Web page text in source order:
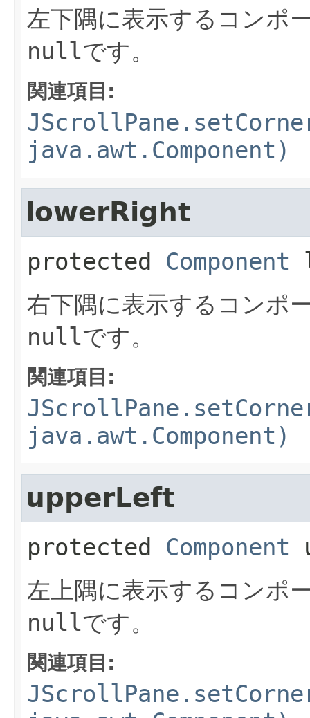
左下隅に表示するコンポ
nullです。
関連項目:
java.awt.Component)
lowerRight
protected Component
右下隅に表示するコンポ
nullです。
関連項目:
java.awt.Component)
upperLeft
protected Component
左上隅に表示するコンポ
nullです。
関連項目: